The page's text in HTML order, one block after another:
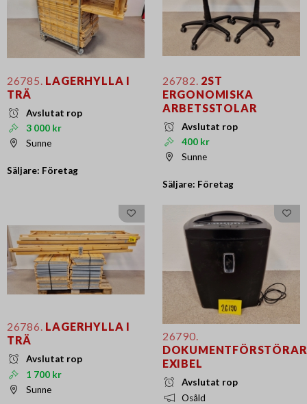
26785. LAGERHYLLA I
TRÄ
Avslutat rop
3 000 kr
Sunne
Säljare: Företag
26782. 2ST
ERGONOMISKA
ARBETSSTOLAR
Avslutat rop
400 kr
Sunne
Säljare: Företag
26786. LAGERHYLLA I
TRÄ
Avslutat rop
1 700 kr
Sunne
26790.
EXIBEL
Avslutat rop
Osåld